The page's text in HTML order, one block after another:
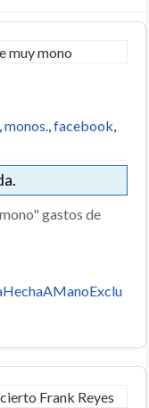
,monos.,facebook,
gastos de